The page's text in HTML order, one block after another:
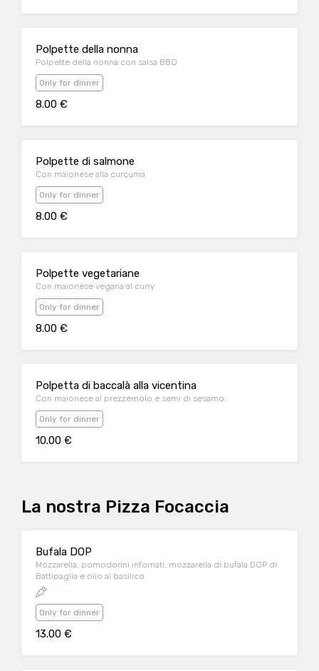
Polpette della nonna
Polpette della nonna con salsa BBQ
Only for dinner
8.00 €
Polpette di salmone
Con maionese alla curcuma
Only for dinner
8.00 €
Polpette vegetariane
Con maionese vegana al curry
Only for dinner
8.00 €
Polpetta di baccalà alla vicentina
Con maionese al prezzemolo e semi di sesamo
Only for dinner
10.00 €
La nostra Pizza Focaccia
Bufala DOP
Mozzarella, pomodorini infornati, mozzarella di bufala DOP di
Battipaglia e olio al basilico
Only for dinner
13.00 €